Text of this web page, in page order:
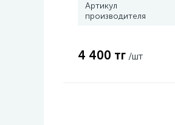
Артикул
производителя
4 400 тг /шт